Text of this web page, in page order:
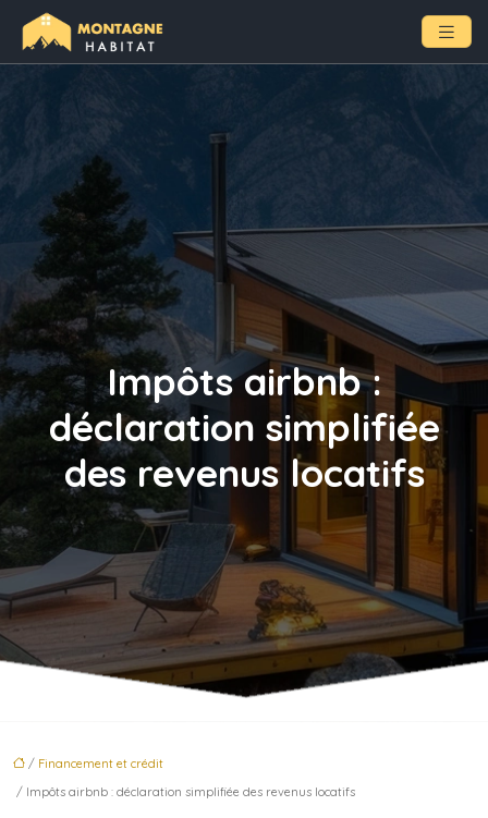
Impôts airbnb :
déclaration simplifiée
des revenus locatifs
/ Financement et crédit
/ Impôts airbnb : déclaration simplifiée des revenus locatifs